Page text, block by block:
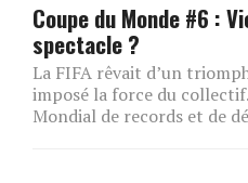
Coupe du Monde #6 :
spectacle ?
La FIFA rêvait d’un
imposé la force du
Mondial de records et de